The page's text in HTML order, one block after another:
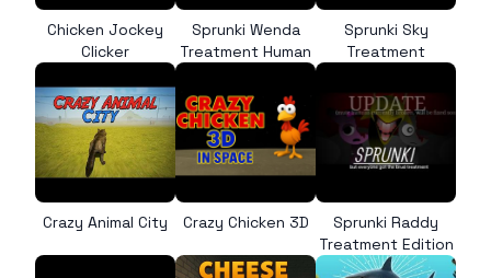
Chicken Jockey
Clicker
Sprunki Wenda
Treatment Human
Sprunki Sky
Treatment
Crazy Animal City Crazy Chicken 3D
Sprunki Raddy
Treatment Edition